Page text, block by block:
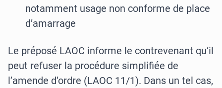
notamment usage non conforme de place
d’amarrage
Le préposé LAOC informe le contrevenant qu’il
peut refuser la procédure simplifiée de
l’amende d’ordre (LAOC 11/1). Dans un tel cas,